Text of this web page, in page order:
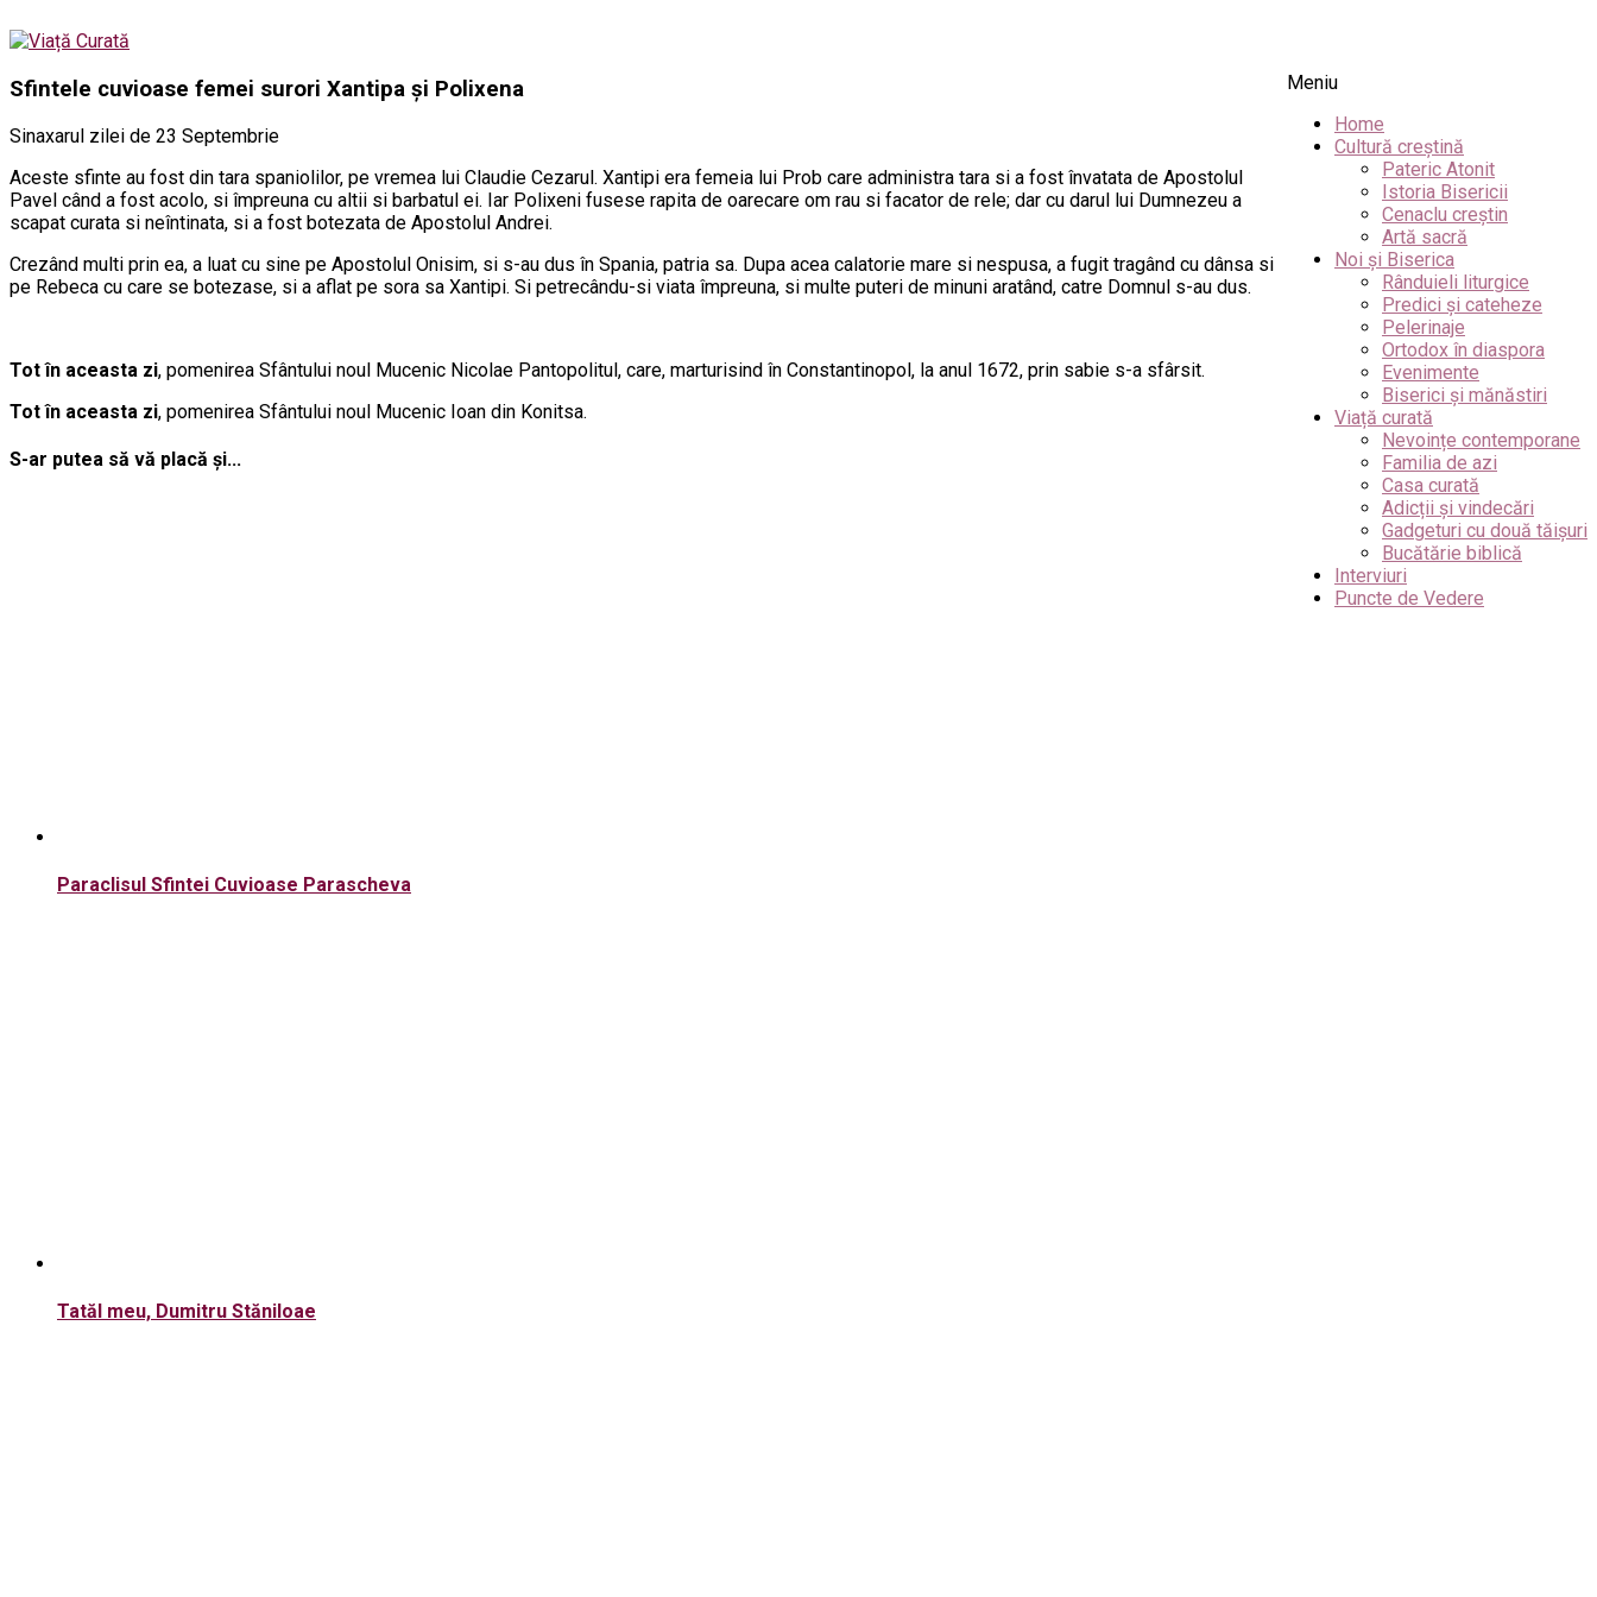
Meniu
Home
Cultură creștină
Pateric Atonit
Istoria Bisericii
Cenaclu creștin
Artă sacră
Noi și Biserica
Rânduieli liturgice
Predici și cateheze
Pelerinaje
Ortodox în diaspora
Evenimente
Biserici și mănăstiri
Viață curată
Nevoințe contemporane
Familia de azi
Casa curată
Adicții și vindecări
Gadgeturi cu două tăișuri
Bucătărie biblică
Interviuri
Puncte de Vedere
Sfintele cuvioase femei surori Xantipa și Polixena
Sinaxarul zilei de 23 Septembrie
Aceste sfinte au fost din tara spaniolilor, pe vremea lui Claudie Cezarul. Xantipi era femeia lui Prob care administra tara si a fost învatata de Apostolul
Pavel când a fost acolo, si împreuna cu altii si barbatul ei. Iar Polixeni fusese rapita de oarecare om rau si facator de rele; dar cu darul lui Dumnezeu a
scapat curata si neîntinata, si a fost botezata de Apostolul Andrei.
Crezând multi prin ea, a luat cu sine pe Apostolul Onisim, si s-au dus în Spania, patria sa. Dupa acea calatorie mare si nespusa, a fugit tragând cu dânsa si
pe Rebeca cu care se botezase, si a aflat pe sora sa Xantipi. Si petrecându-si viata împreuna, si multe puteri de minuni aratând, catre Domnul s-au dus.
Tot în aceasta zi, pomenirea Sfântului noul Mucenic Nicolae Pantopolitul, care, marturisind în Constantinopol, la anul 1672, prin sabie s-a sfârsit.
Tot în aceasta zi, pomenirea Sfântului noul Mucenic Ioan din Konitsa.
S-ar putea să vă placă și...
Paraclisul Sfintei Cuvioase Parascheva
Tatăl meu, Dumitru Stăniloae